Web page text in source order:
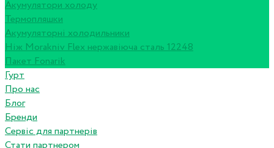
Акумулятори холоду
Термопляшки
Акумуляторні холодильники
Ніж Morakniv Flex нержавіюча сталь 12248
Пакет Fonarik
Гурт
Про нас
Блог
Бренди
Сервіс для партнерів